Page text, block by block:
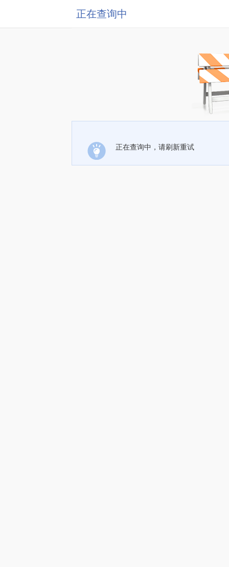
正在查询中
正在查询中，请刷新重试